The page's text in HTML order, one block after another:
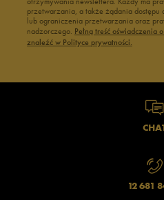
przetwarzania, a także żądania dostępu
lub ograniczenia przetwarzania oraz
nadzorczego. Pełną treść oświadczenia
znaleźć w Polityce prywatności.
12 681